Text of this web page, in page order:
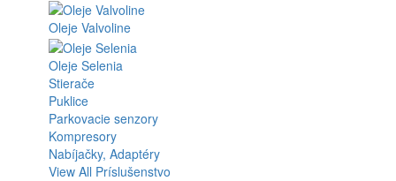
Oleje Valvoline
Oleje Selenia
Stierače
Puklice
Parkovacie senzory
Kompresory
Nabíjačky, Adaptéry
View All Príslušenstvo